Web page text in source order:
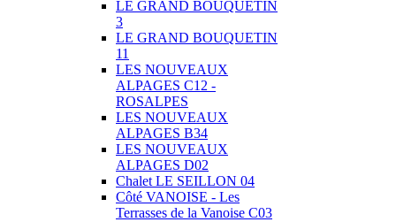
LE GRAND BOUQUETIN
3
LE GRAND BOUQUETIN
11
LES NOUVEAUX
ALPAGES C12 -
ROSALPES
LES NOUVEAUX
ALPAGES B34
LES NOUVEAUX
ALPAGES D02
Chalet LE SEILLON 04
Côté VANOISE - Les
Terrasses de la Vanoise C03